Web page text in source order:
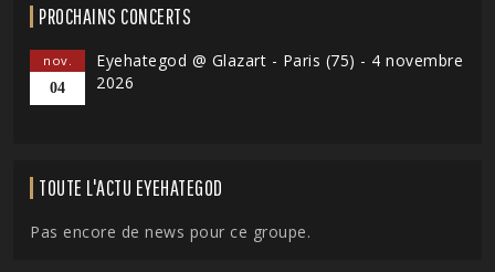
PROCHAINS CONCERTS
nov.
04
Eyehategod @ Glazart - Paris (75) - 4 novembre
2026
TOUTE L'ACTU EYEHATEGOD
Pas encore de news pour ce groupe.